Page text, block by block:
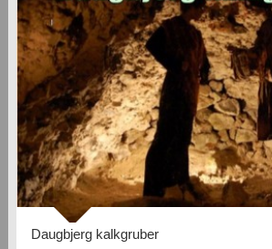
Daugbjerg kalkgruber